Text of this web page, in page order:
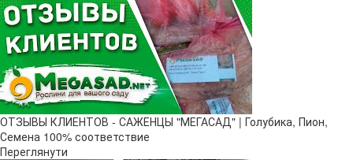
ОТЗЫВЫ КЛИЕНТОВ - САЖЕНЦЫ "МЕГАСАД" | Голубика, Пион,
Семена 100% соответствие
Переглянути